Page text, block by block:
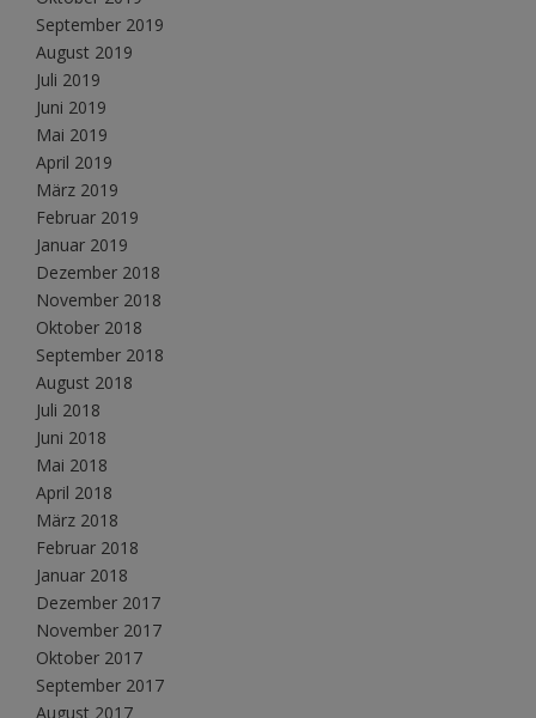
September 2019
August 2019
Juli 2019
Juni 2019
Mai 2019
April 2019
März 2019
Februar 2019
Januar 2019
Dezember 2018
November 2018
Oktober 2018
September 2018
August 2018
Juli 2018
Juni 2018
Mai 2018
April 2018
März 2018
Februar 2018
Januar 2018
Dezember 2017
November 2017
Oktober 2017
September 2017
August 2017